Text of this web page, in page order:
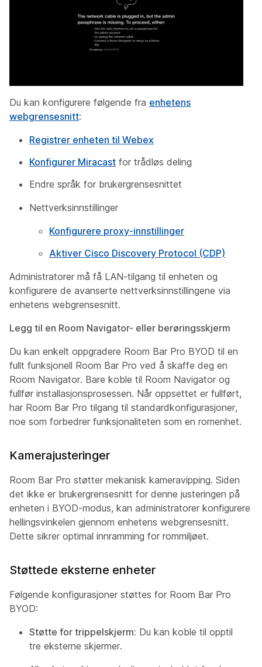
Du kan konfigurere følgende fra enhetens
webgrensesnitt:
Registrer enheten til Webex
Konfigurer Miracast for trådløs deling
Endre språk for brukergrensesnittet
Nettverksinnstillinger
Konfigurere proxy-innstillinger
Aktiver Cisco Discovery Protocol (CDP)
Administratorer må få LAN-tilgang til enheten og
konfigurere de avanserte nettverksinnstillingene via
enhetens webgrensesnitt.
Legg til en Room Navigator- eller berøringsskjerm
Du kan enkelt oppgradere Room Bar Pro BYOD til en
fullt funksjonell Room Bar Pro ved å skaffe deg en
Room Navigator. Bare koble til Room Navigator og
fullfør installasjonsprosessen. Når oppsettet er fullført,
har Room Bar Pro tilgang til standardkonfigurasjoner,
noe som forbedrer funksjonaliteten som en romenhet.
Kamerajusteringer
Room Bar Pro støtter mekanisk kameravipping. Siden
det ikke er brukergrensesnitt for denne justeringen på
enheten i BYOD-modus, kan administratorer konfigurere
hellingsvinkelen gjennom enhetens webgrensesnitt.
Dette sikrer optimal innramming for rommiljøet.
Støttede eksterne enheter
Følgende konfigurasjoner støttes for Room Bar Pro
BYOD:
Støtte for trippelskjerm: Du kan koble til opptil
tre eksterne skjermer.